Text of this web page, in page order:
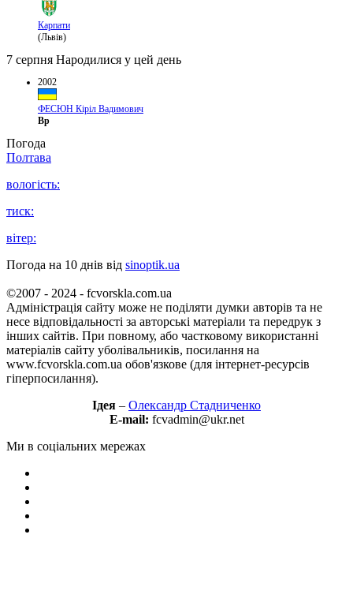
Карпати
(Львів)
7 серпня Народилися у цей день
2002
ФЕСЮН Кіріл Вадимович
Вр
Погода
Полтава
вологість:
тиск:
вітер:
Погода на 10 днів від sinoptik.ua
©2007 - 2024 - fcvorskla.com.ua
Адміністрація сайту може не поділяти думки авторів та не
несе відповідальності за авторські матеріали та передрук з
інших сайтів. При повному, або частковому використанні
матеріалів сайту уболівальників, посилання на
www.fcvorskla.com.ua обов'язкове (для інтернет-ресурсів
гіперпосилання).
Ідея – Олександр Стадниченко
E-mail: fcvadmin@ukr.net
Ми в соціальних мережах